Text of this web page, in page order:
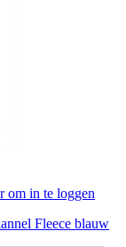
om in te loggen
Fleece blauw